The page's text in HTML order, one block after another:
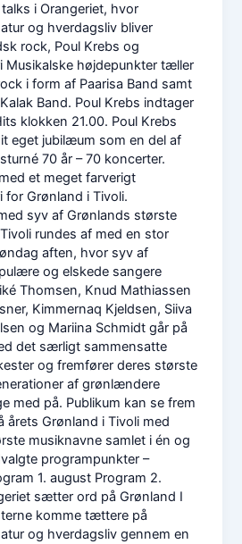
i Orangeriet, hvor
og hverdagsliv bliver
rock, Poul Krebs og
højdepunkter tæller
i form af Paarisa Band samt
Band. Poul Krebs indtager
klokken 21.00. Poul Krebs
eget jubilæum som en del af
70 år – 70 koncerter.
et meget farverigt
Grønland i Tivoli.
syv af Grønlands største
rundes af med en stor
aften, hvor syv af
og elskede sangere
Thomsen, Knud Mathiassen
Kimmernaq Kjeldsen, Siiva
og Mariina Schmidt går på
det særligt sammensatte
og fremfører deres største
af grønlændere
med på. Publikum kan se frem
årets Grønland i Tivoli med
musiknavne samlet i én og
programpunkter –
1. august Program 2.
sætter ord på Grønland I
komme tættere på
og hverdagsliv gennem en